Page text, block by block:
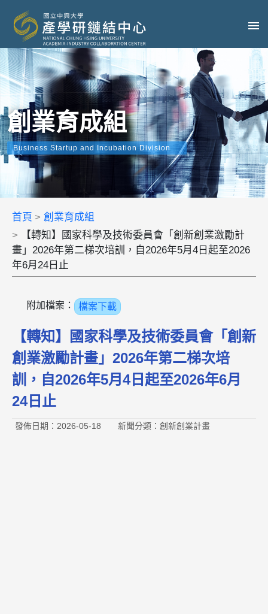
創業育成組
Business Startup and Incubation Division
首頁
創業育成組
【轉知】國家科學及技術委員會「創新創業激勵計
畫」2026年第二梯次培訓，自2026年5月4日起至2026
年6月24日止
附加檔案： 檔案下載
【轉知】國家科學及技術委員會「創新
創業激勵計畫」2026年第二梯次培
訓，自2026年5月4日起至2026年6月
24日止
發佈日期：2026-05-18 新聞分類：創新創業計畫